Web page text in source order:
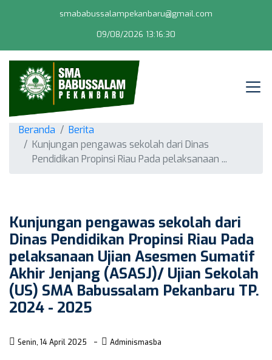
smababussalampekanbaru@gmail.com
09/08/2026 13:16:31
Beranda
Berita
Kunjungan pengawas sekolah dari Dinas
Pendidikan Propinsi Riau Pada pelaksanaan ...
Kunjungan pengawas sekolah dari
Dinas Pendidikan Propinsi Riau Pada
pelaksanaan Ujian Asesmen Sumatif
Akhir Jenjang (ASASJ)/ Ujian Sekolah
(US) SMA Babussalam Pekanbaru TP.
2024 - 2025
Senin, 14 April 2025 Adminismasba